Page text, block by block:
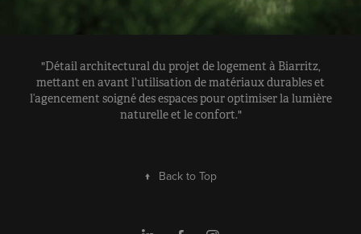
"Détail architectural du projet de logement à Biarritz,
mettant en avant l’utilisation de matériaux durables et
l’agencement soigné des espaces pour optimiser la lumière
naturelle et le confort."
↑ Back to Top